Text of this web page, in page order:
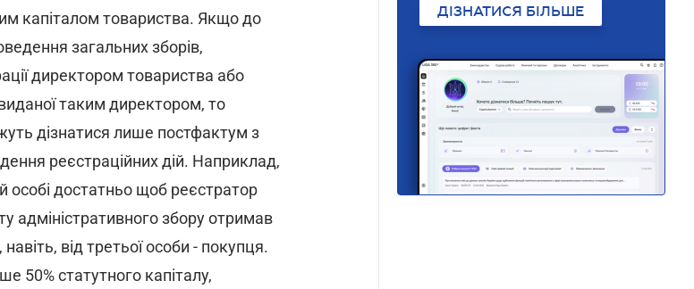
капіталом товариства. Якщо до
загальних зборів,
директором товариства або
виданої таким директором, то
дізнатися лише постфактум з
реєстраційних дій. Наприклад,
особі достатньо щоб реєстратор
адміністративного збору отримав
від третьої особи - покупця.
50% статутного капіталу,
ДІЗНАТИСЯ БІЛЬШЕ